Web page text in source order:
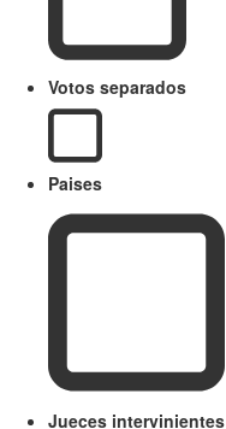
Votos separados
Paises
Jueces intervinientes